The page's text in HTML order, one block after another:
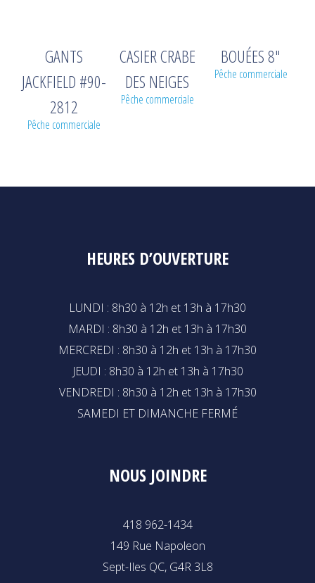
GANTS
JACKFIELD #90-
2812
Pêche commerciale
CASIER CRABE
DES NEIGES
Pêche commerciale
BOUÉES 8″
Pêche commerciale
HEURES D’OUVERTURE
LUNDI : 8h30 à 12h et 13h à 17h30
MARDI : 8h30 à 12h et 13h à 17h30
MERCREDI : 8h30 à 12h et 13h à 17h30
JEUDI : 8h30 à 12h et 13h à 17h30
VENDREDI : 8h30 à 12h et 13h à 17h30
SAMEDI ET DIMANCHE FERMÉ
NOUS JOINDRE
418 962-1434
149 Rue Napoleon
Sept-Iles QC, G4R 3L8